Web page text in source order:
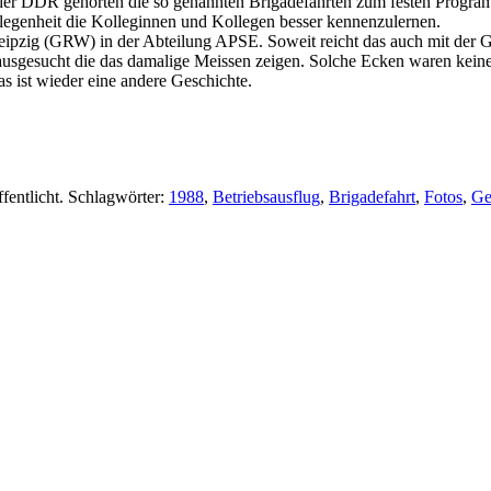
die Kolleginnen und Kollegen besser kennenzulernen.
(GRW) in der Abteilung APSE. Soweit reicht das auch mit der
die das damalige Meissen zeigen. Solche Ecken waren
ist wieder eine andere Geschichte.
Schlagwörter: 1988, Betriebsausflug, Brigadefahrt, Fotos,